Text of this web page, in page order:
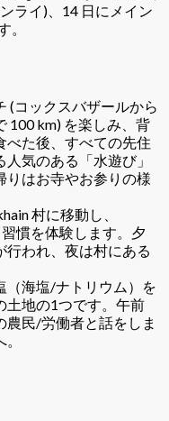
ライ)、14 日にメイン
。
(コックスバザールから
100 km) を楽しみ、背
べた後、すべての先住
気のある「水遊び」
りはお寺やお参りの様
村に移動し、
慣を体験します。夕
行われ、夜は村にある
（海塩/ナトリウム）を
土地の1つです。午前
民/労働者と話をしま